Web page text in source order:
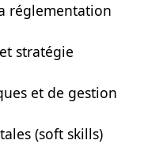
réglementation
stratégie
et de gestion
(soft skills)